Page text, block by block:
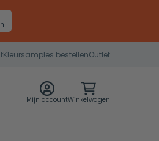
Kleursamples bestellenOutlet
Mijn accountWinkelwagen